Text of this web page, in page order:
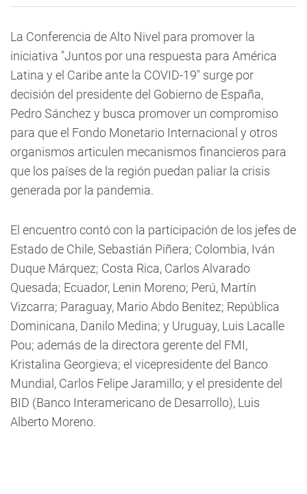
La Conferencia de Alto Nivel para promover la
iniciativa "Juntos por una respuesta para América
Latina y el Caribe ante la COVID-19" surge por
decisión del presidente del Gobierno de España,
Pedro Sánchez y busca promover un compromiso
para que el Fondo Monetario Internacional y otros
organismos articulen mecanismos financieros para
que los países de la región puedan paliar la crisis
generada por la pandemia.
El encuentro contó con la participación de los jefes de
Estado de Chile, Sebastián Piñera; Colombia, Iván
Duque Márquez; Costa Rica, Carlos Alvarado
Quesada; Ecuador, Lenin Moreno; Perú, Martín
Vizcarra; Paraguay, Mario Abdo Benítez; República
Dominicana, Danilo Medina; y Uruguay, Luis Lacalle
Pou; además de la directora gerente del FMI,
Kristalina Georgieva; el vicepresidente del Banco
Mundial, Carlos Felipe Jaramillo; y el presidente del
BID (Banco Interamericano de Desarrollo), Luis
Alberto Moreno.